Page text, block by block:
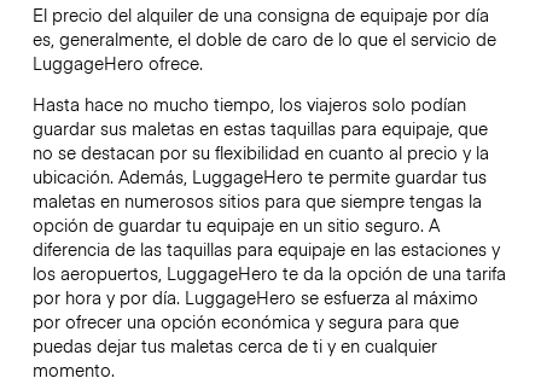
El precio del alquiler de una consigna de equipaje por día
es, generalmente, el doble de caro de lo que el servicio de
LuggageHero ofrece.
Hasta hace no mucho tiempo, los viajeros solo podían
guardar sus maletas en estas taquillas para equipaje, que
no se destacan por su flexibilidad en cuanto al precio y la
ubicación. Además, LuggageHero te permite guardar tus
maletas en numerosos sitios para que siempre tengas la
opción de guardar tu equipaje en un sitio seguro. A
diferencia de las taquillas para equipaje en las estaciones y
los aeropuertos, LuggageHero te da la opción de una tarifa
por hora y por día. LuggageHero se esfuerza al máximo
por ofrecer una opción económica y segura para que
puedas dejar tus maletas cerca de ti y en cualquier
momento.